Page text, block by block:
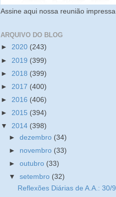
Assine aqui nossa reunião impressa
ARQUIVO DO BLOG
► 2020 (243)
► 2019 (399)
► 2018 (399)
► 2017 (400)
► 2016 (406)
► 2015 (394)
▼ 2014 (398)
►dezembro (34)
► novembro (33)
►outubro (33)
▼setembro (32)
Reflexões Diárias de A.A.: 30/9